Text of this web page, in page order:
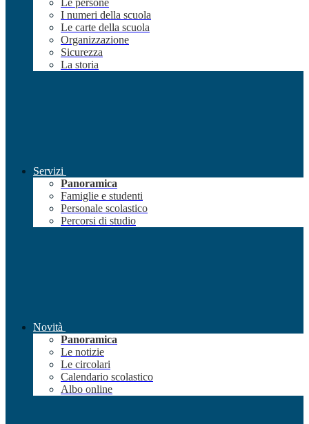
Le persone
I numeri della scuola
Le carte della scuola
Organizzazione
Sicurezza
La storia
Servizi
Panoramica
Famiglie e studenti
Personale scolastico
Percorsi di studio
Novità
Panoramica
Le notizie
Le circolari
Calendario scolastico
Albo online